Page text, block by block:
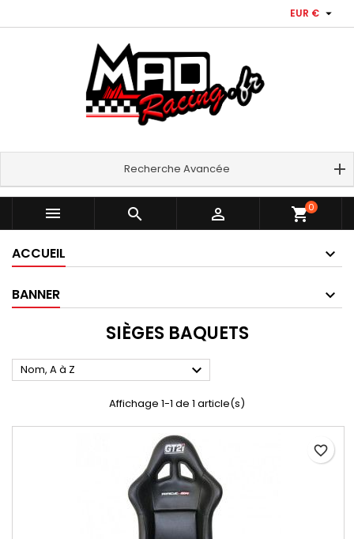
EUR € 
Recherche Avancée
   shopping_cart0
ACCUEIL
BANNER
SIÈGES BAQUETS
Nom, A à Z 
Affichage 1-1 de 1 article(s)
favorite_border